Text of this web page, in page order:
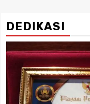
DEDIKASI